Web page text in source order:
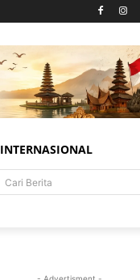
INTERNASIONAL
Cari Berita